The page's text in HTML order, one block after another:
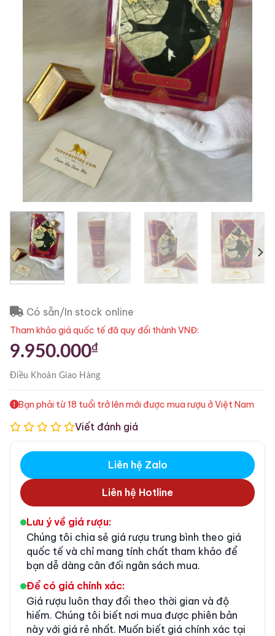
Có sẵn/In stock online
Tham khảo giá quốc tế đã quy đổi thành VNĐ:
9.950.000₫
Điều KhoảnGiao Hàng
Bạn phải từ 18 tuổi trở lên mới được mua rượu ở Việt Nam
Viết đánh giá
Liên hệ Zalo
Liên hệ Hotline
Lưu ý về giá rượu:
Chúng tôi chia sẻ giá rượu trung bình theo giá
quốc tế và chỉ mang tính chất tham khảo để
bạn dễ dàng cân đối ngân sách mua.
Để có giá chính xác:
Giá rượu luôn thay đổi theo thời gian và độ
hiếm. Chúng tôi biết nơi mua được phiên bản
này với giá rẻ nhất. Muốn biết giá chính xác tại